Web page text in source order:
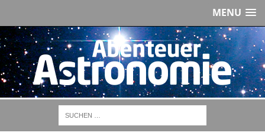
MENU